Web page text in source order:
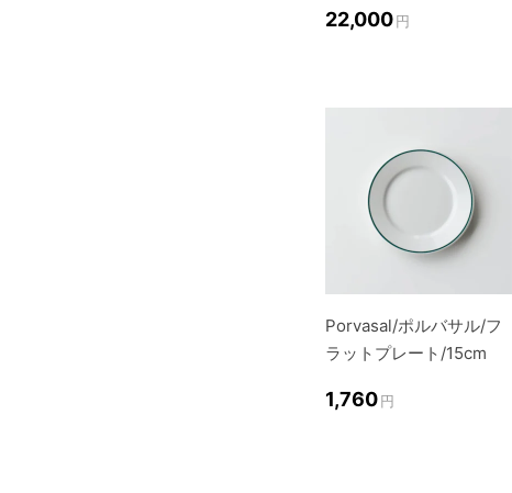
22,000円
Porvasal/ポルバサル/フ
ラットプレート/15cm
1,760円